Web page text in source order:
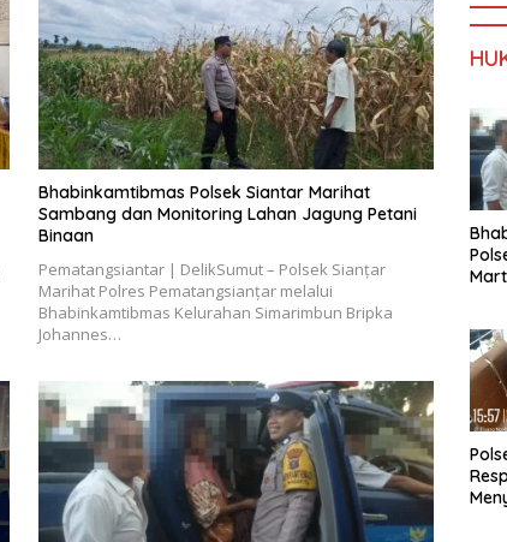
Bhabinkamtibmas Polsek Siantar Marihat
Sambang dan Monitoring Lahan Jagung Petani
Binaan
Pematangsiantar | DelikSumut – Polsek Sianțar
Marihat Polres Pematangsianțar melalui
Bhabinkamtibmas Kelurahan Simarimbun Bripka
Johannes…